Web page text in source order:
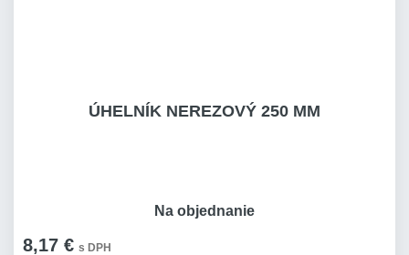
ÚHELNÍK NEREZOVÝ 250 MM
8,17 € s DPH
Na objednanie